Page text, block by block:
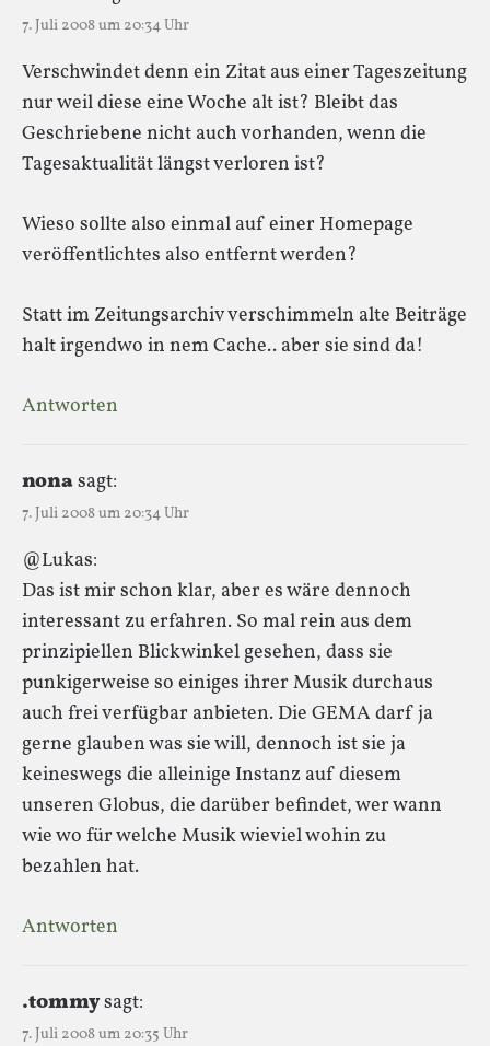
7. Juli 2008 um 20:34 Uhr
Verschwindet denn ein Zitat aus einer Tageszeitung
nur weil diese eine Woche alt ist? Bleibt das
Geschriebene nicht auch vorhanden, wenn die
Tagesaktualität längst verloren ist?
Wieso sollte also einmal auf einer Homepage
veröffentlichtes also entfernt werden?
Statt im Zeitungsarchiv verschimmeln alte Beiträge
halt irgendwo in nem Cache.. aber sie sind da!
Antworten
nonasagt:
7. Juli 2008 um 20:34 Uhr
@Lukas:
Das ist mir schon klar, aber es wäre dennoch
interessant zu erfahren. So mal rein aus dem
prinzipiellen Blickwinkel gesehen, dass sie
punkigerweise so einiges ihrer Musik durchaus
auch frei verfügbar anbieten. Die GEMA darf ja
gerne glauben was sie will, dennoch ist sie ja
keineswegs die alleinige Instanz auf diesem
unseren Globus, die darüber befindet, wer wann
wie wo für welche Musik wieviel wohin zu
bezahlen hat.
Antworten
.t0mmysagt:
7. Juli 2008 um 20:35 Uhr